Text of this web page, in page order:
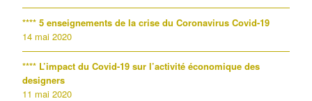
**** 5 enseignements de la crise du Coronavirus Covid-19
14 mai 2020
**** L’impact du Covid-19 sur l’activité économique des
designers
11 mai 2020